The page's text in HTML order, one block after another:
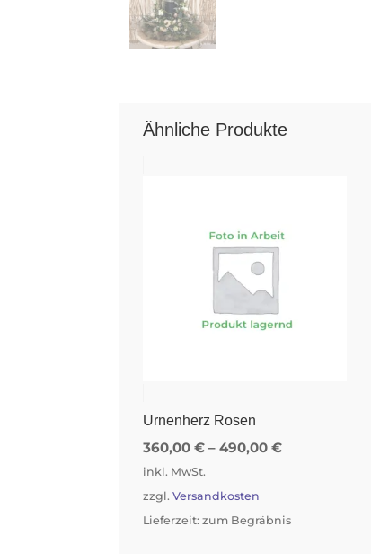
Ähnliche Produkte
Urnenherz Rosen
360,00 € – 490,00 €
inkl. MwSt.
zzgl. Versandkosten
Lieferzeit: zum Begräbnis